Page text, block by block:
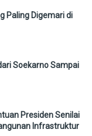
Paling Digemari di
Soekarno Sampai
Presiden Senilai
Infrastruktur